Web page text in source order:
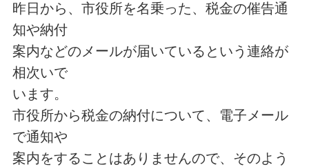
昨日から、市役所を名乗った、税金の催告通
知や納付
案内などのメールが届いているという連絡が
相次いで
います。
市役所から税金の納付について、電子メール
で通知や
案内をすることはありませんので、そのよう